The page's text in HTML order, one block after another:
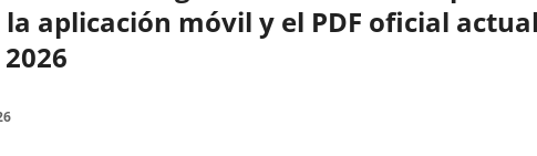
aplicación móvil y el PDF oficial